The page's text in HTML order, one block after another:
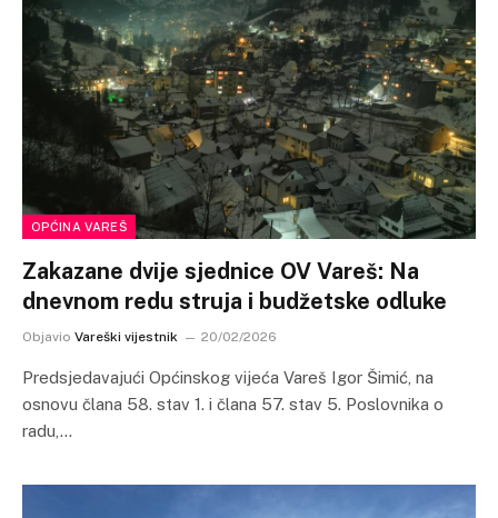
OPĆINA VAREŠ
Zakazane dvije sjednice OV Vareš: Na
dnevnom redu struja i budžetske odluke
Objavio Vareški vijestnik 20/02/2026
Predsjedavajući Općinskog vijeća Vareš Igor Šimić, na
osnovu člana 58. stav 1. i člana 57. stav 5. Poslovnika o
radu,…